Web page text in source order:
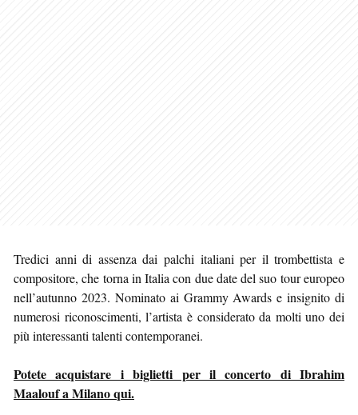
Tredici anni di assenza dai palchi italiani per il trombettista e
compositore, che torna in Italia con due date del suo tour europeo
nell’autunno 2023. Nominato ai Grammy Awards e insignito di
numerosi riconoscimenti, l’artista è considerato da molti uno dei
più interessanti talenti contemporanei.
Potete acquistare i biglietti per il concerto di Ibrahim
Maalouf a Milano qui.